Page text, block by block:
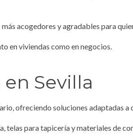
acogedores y agradables para
en viviendas como en negocios.
Sevilla
ofreciendo soluciones adaptadas a
telas para tapiceríaymateriales de